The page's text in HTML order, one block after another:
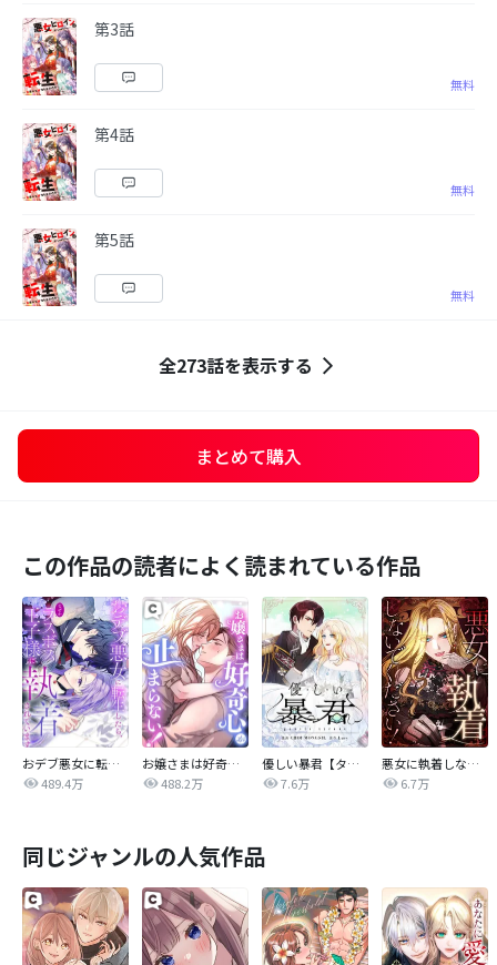
第3話
無料
第4話
無料
第5話
無料
全273話を表示する
まとめて購入
この作品の読者によく読まれている作品
おデブ悪女に転生したら、なぜかラスボス王子様に執着されています
489.4万
お嬢さまは好奇心が止まらない！
488.2万
優しい暴君【タテヨミ】
7.6万
悪女に執着しないでください！【タテヨミ】
6.7万
同じジャンルの人気作品